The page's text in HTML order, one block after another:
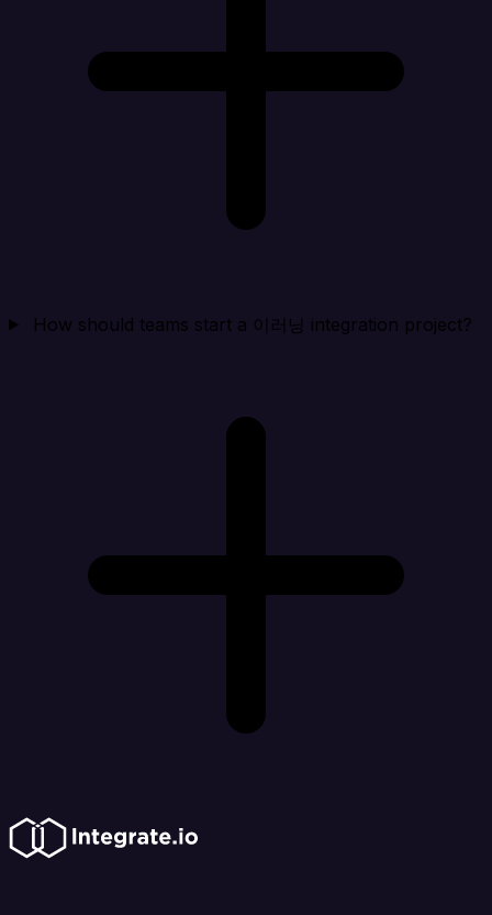
How should teams start a 이러닝 integration project?